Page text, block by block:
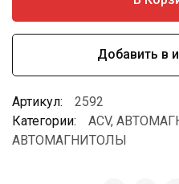
Добавить в
Артикул:
2592
Категории:
ACV,
АВТОМАГНИТОЛЫ